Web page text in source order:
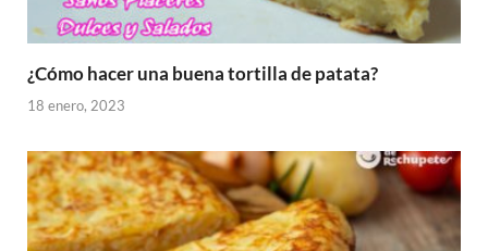
¿Cómo hacer una buena tortilla de patata?
18 enero, 2023